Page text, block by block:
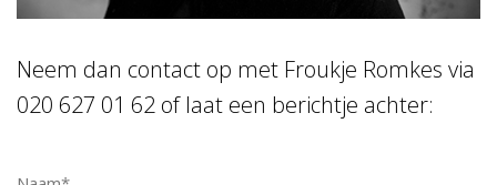
Neem dan contact op met Froukje Romkes via
020 627 01 62 of laat een berichtje achter: